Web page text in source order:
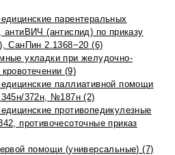
парентеральных
антиВИЧ (антиспид) по приказу
СанПин 2.1368−20 (6)
укладки при желудочно-
(9)
паллиативной помощи
372н, №187н (2)
противопедикулезные
противочесоточные приказ
помощи (универсальные) (7)